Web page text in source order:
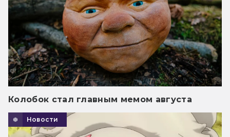
Колобок стал главным мемом августа
Новости